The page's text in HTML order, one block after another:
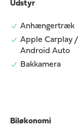
Udstyr
Anhængertræk
Apple Carplay /
Android Auto
Bakkamera
Biløkonomi